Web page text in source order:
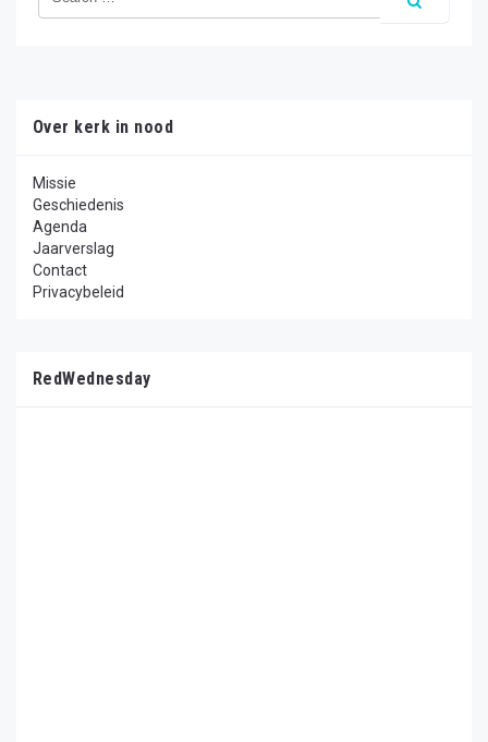
Over kerk in nood
Missie
Geschiedenis
Agenda
Jaarverslag
Contact
Privacybeleid
RedWednesday